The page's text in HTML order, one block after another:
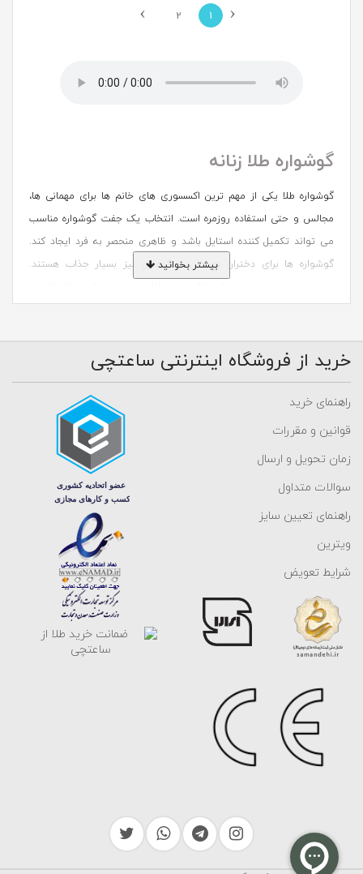
‹
1
2
›
گوشواره طلا زنانه
گوشواره طلا یکی از مهم ترین اکسسوری های خانم ها برای مهمانی ها،
مجالس و حتی استفاده روزمره است. انتخاب یک جفت گوشواره مناسب
می تواند تکمیل کننده استایل باشد و ظاهری منحصر به فرد ایجاد کند.
گوشواره ها برای دختران نوجوان و کودکان نیز بسیار جذاب هستند.
محسوب می شود و در سال های اخیر، بسیاری از بانوان جوان چند مدل
های طلا در مدل های متنوعی از ساده تا کلاسیک طراحی می شوند تا
متناسب با سلیقه و سبک پوشش هر فرد انتخاب شوند.
خرید شیکترین و جدیدترین گوشواره طلا
خوشبختانه گوشواره های طلا زنانه در مدل های متنوعی طراحی شده اند تا
پاسخگوی هر سلیقه و بودجه ای باشند. مدل هایی مانند میخی، بخیه ای،
ایرکاف، آویزدار، حلقه ای و کلیپسی از محبوب ترین انواع گوشواره به
شمار می روند و تنوع آن ها انتخاب مناسب را برای هر سبک و موقعیتی
آسان می کند. همچنین گوشواره هایی که در طراحی آن ها از سنگ، نگین
یا مروارید استفاده شده، جلوه ای خاص و چشمگیر به گوش می بخشند و
شوند.
در گالری ساعتچی، گوشوارهها در انواع مختلفی مانند گوشواره میخی،
گوشواره آویز، گوشواره چسبان، گوشواره بخیه ای، گوشواره با سنگ و
بیشتر بخوانید
خرید از فروشگاه اینترنتی ساعتچی
راهنمای خرید
قوانین و مقررات
زمان تحویل و ارسال
سوالات متداول
راهنمای تعیین سایز
ویترین
شرایط تعویض